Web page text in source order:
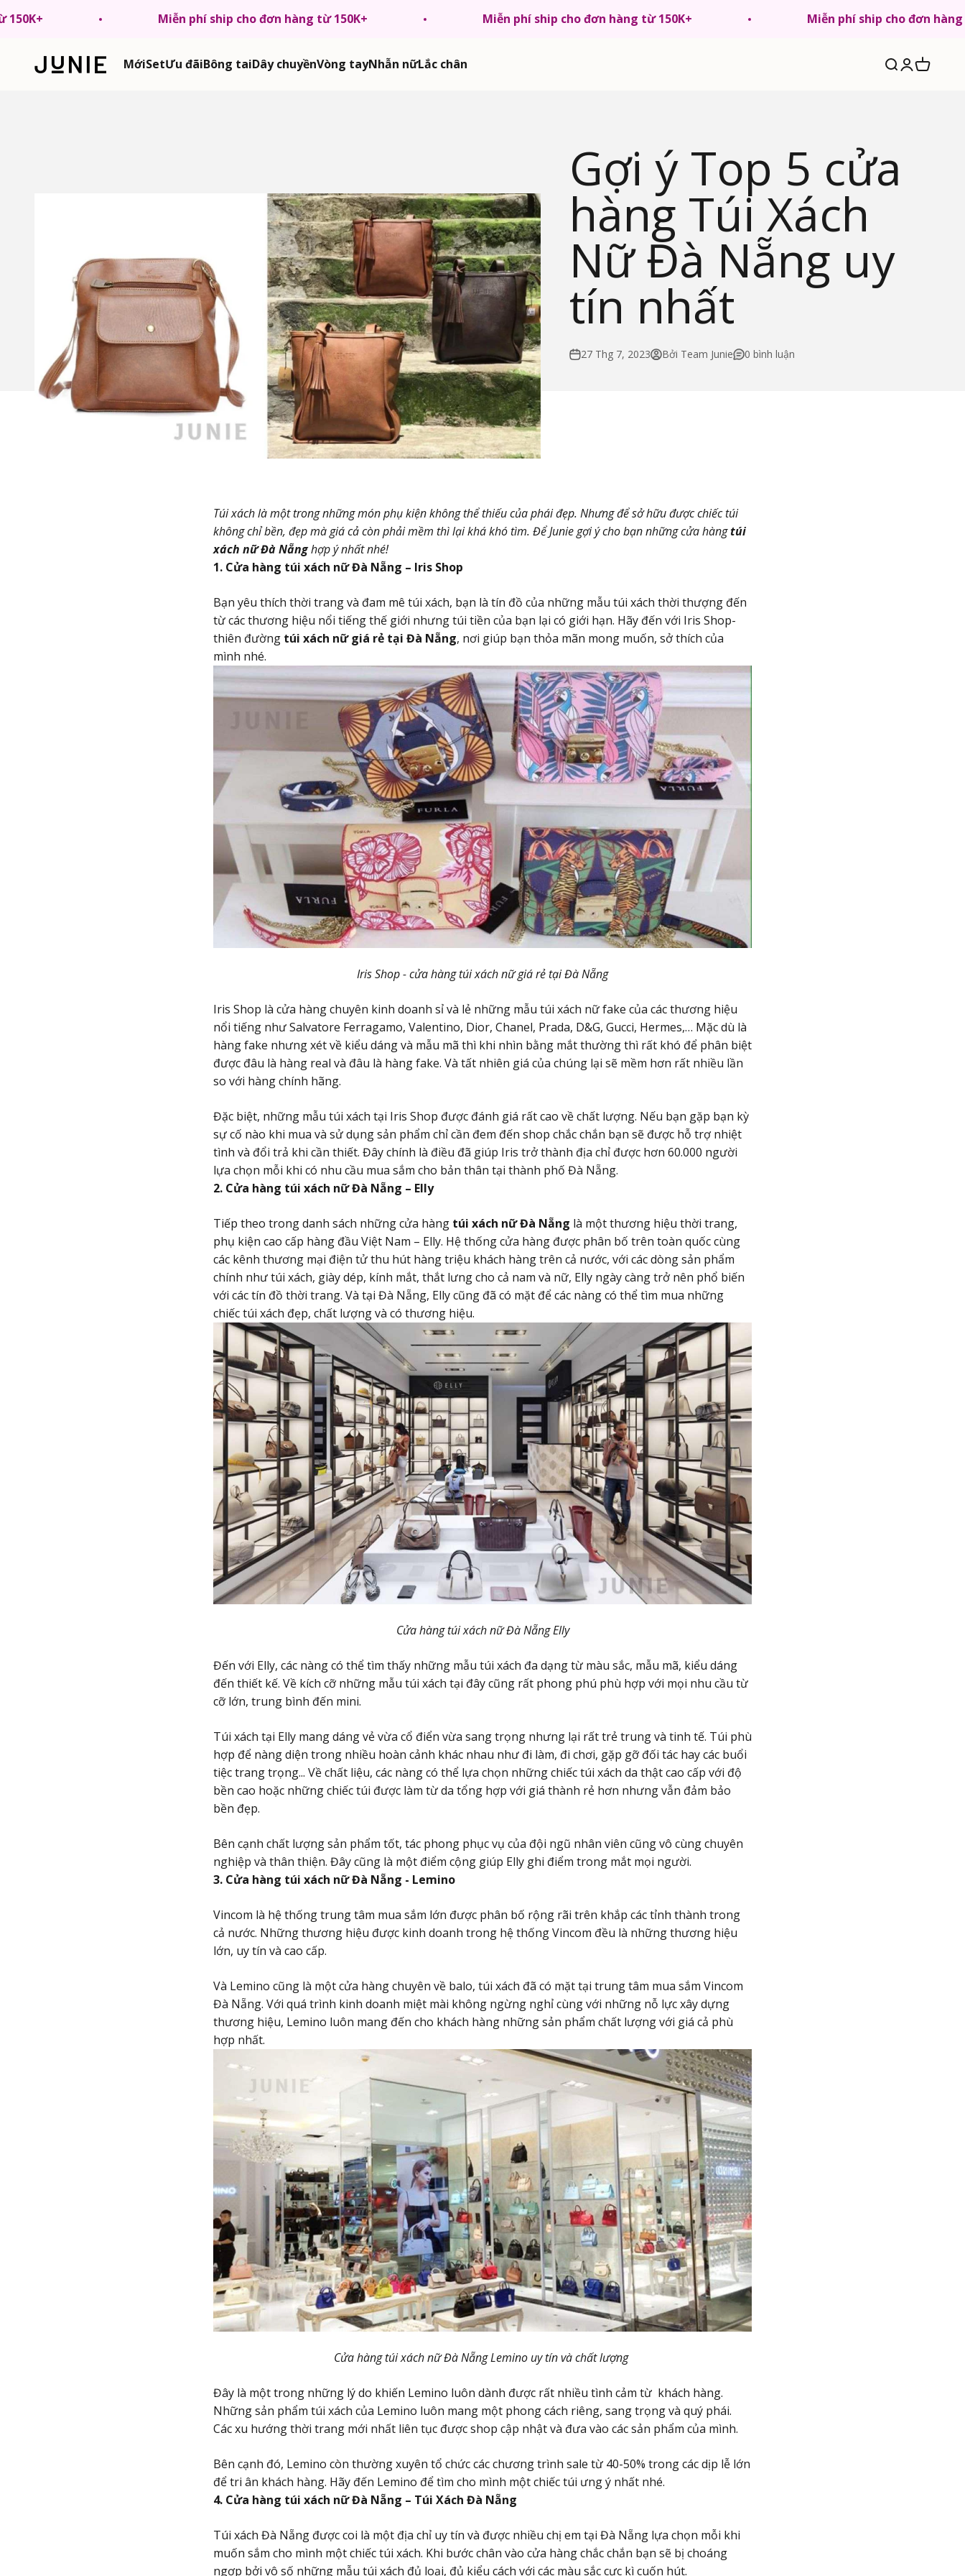
150K+ Miễn phí ship cho đơn hàng từ 150K+ Miễn phí ship cho đơn hàng từ 150K+ Miễn phí ship cho đơn
MớiSetƯu đãiBông taiDây chuyềnVòng tayNhẫn nữLắc chân
JUNIE VN Tìm kiếm
Đăng nhập
Giỏ hàng
Gợi ý Top 5 cửa
hàng Túi Xách
Nữ Đà Nẵng uy
tín nhất
27 Thg 7, 2023 Bởi Team Junie 0 bình luận
Túi xách là một trong những món phụ kiện không thể thiếu của phái đẹp. Nhưng để sở hữu được chiếc túi
không chỉ bền, đẹp mà giá cả còn phải mềm thì lại khá khó tìm. Để Junie gợi ý cho bạn những cửa hàngtúi
xách nữ Đà Nẵnghợp ý nhất nhé!
1. Cửa hàng túi xách nữ Đà Nẵng – Iris Shop
Bạn yêu thích thời trang và đam mê túi xách, bạn là tín đồ của những mẫu túi xách thời thượng đến
từ các thương hiệu nổi tiếng thế giới nhưng túi tiền của bạn lại có giới hạn. Hãy đến với Iris Shop-
thiên đường túi xách nữ giá rẻ tại Đà Nẵng, nơi giúp bạn thỏa mãn mong muốn, sở thích của
mình nhé.
Iris Shop - cửa hàng túi xách nữ giá rẻ tại Đà Nẵng
Iris Shop là cửa hàng chuyên kinh doanh sỉ và lẻ những mẫu túi xách nữ fake của các thương hiệu
nổi tiếng như Salvatore Ferragamo, Valentino, Dior, Chanel, Prada, D&G, Gucci, Hermes,… Mặc dù là
hàng fake nhưng xét về kiểu dáng và mẫu mã thì khi nhìn bằng mắt thường thì rất khó để phân biệt
được đâu là hàng real và đâu là hàng fake. Và tất nhiên giá của chúng lại sẽ mềm hơn rất nhiều lần
so với hàng chính hãng.
Đặc biệt, những mẫu túi xách tại Iris Shop được đánh giá rất cao về chất lượng. Nếu bạn gặp bạn kỳ
sự cố nào khi mua và sử dụng sản phẩm chỉ cần đem đến shop chắc chắn bạn sẽ được hỗ trợ nhiệt
tình và đổi trả khi cần thiết. Đây chính là điều đã giúp Iris trở thành địa chỉ được hơn 60.000 người
lựa chọn mỗi khi có nhu cầu mua sắm cho bản thân tại thành phố Đà Nẵng.
2. Cửa hàng túi xách nữ Đà Nẵng – Elly
Tiếp theo trong danh sách những cửa hàng túi xách nữ Đà Nẵng là một thương hiệu thời trang,
phụ kiện cao cấp hàng đầu Việt Nam – Elly. Hệ thống cửa hàng được phân bố trên toàn quốc cùng
các kênh thương mại điện tử thu hút hàng triệu khách hàng trên cả nước, với các dòng sản phẩm
chính như túi xách, giày dép, kính mắt, thắt lưng cho cả nam và nữ, Elly ngày càng trở nên phổ biến
với các tín đồ thời trang. Và tại Đà Nẵng, Elly cũng đã có mặt để các nàng có thể tìm mua những
chiếc túi xách đẹp, chất lượng và có thương hiệu.
Cửa hàng túi xách nữ Đà Nẵng Elly
Đến với Elly, các nàng có thể tìm thấy những mẫu túi xách đa dạng từ màu sắc, mẫu mã, kiểu dáng
đến thiết kế. Về kích cỡ những mẫu túi xách tại đây cũng rất phong phú phù hợp với mọi nhu cầu từ
cỡ lớn, trung bình đến mini.
Túi xách tại Elly mang dáng vẻ vừa cổ điển vừa sang trọng nhưng lại rất trẻ trung và tinh tế. Túi phù
hợp để nàng diện trong nhiều hoàn cảnh khác nhau như đi làm, đi chơi, gặp gỡ đối tác hay các buổi
tiệc trang trọng... Về chất liệu, các nàng có thể lựa chọn những chiếc túi xách da thật cao cấp với độ
bền cao hoặc những chiếc túi được làm từ da tổng hợp với giá thành rẻ hơn nhưng vẫn đảm bảo
bền đẹp.
Bên cạnh chất lượng sản phẩm tốt, tác phong phục vụ của đội ngũ nhân viên cũng vô cùng chuyên
nghiệp và thân thiện. Đây cũng là một điểm cộng giúp Elly ghi điểm trong mắt mọi người.
3. Cửa hàng túi xách nữ Đà Nẵng - Lemino
Vincom là hệ thống trung tâm mua sắm lớn được phân bố rộng rãi trên khắp các tỉnh thành trong
cả nước. Những thương hiệu được kinh doanh trong hệ thống Vincom đều là những thương hiệu
lớn, uy tín và cao cấp.
Và Lemino cũng là một cửa hàng chuyên về balo, túi xách đã có mặt tại trung tâm mua sắm Vincom
Đà Nẵng. Với quá trình kinh doanh miệt mài không ngừng nghỉ cùng với những nỗ lực xây dựng
thương hiệu, Lemino luôn mang đến cho khách hàng những sản phẩm chất lượng với giá cả phù
hợp nhất.
Cửa hàng túi xách nữ Đà Nẵng Lemino uy tín và chất lượng
Đây là một trong những lý do khiến Lemino luôn dành được rất nhiều tình cảm từ khách hàng.
Những sản phẩm túi xách của Lemino luôn mang một phong cách riêng, sang trọng và quý phái.
Các xu hướng thời trang mới nhất liên tục được shop cập nhật và đưa vào các sản phẩm của mình.
Bên cạnh đó, Lemino còn thường xuyên tổ chức các chương trình sale từ 40-50% trong các dịp lễ lớn
để tri ân khách hàng. Hãy đến Lemino để tìm cho mình một chiếc túi ưng ý nhất nhé.
4. Cửa hàng túi xách nữ Đà Nẵng – Túi Xách Đà Nẵng
Túi xách Đà Nẵng được coi là một địa chỉ uy tín và được nhiều chị em tại Đà Nẵng lựa chọn mỗi khi
muốn sắm cho mình một chiếc túi xách. Khi bước chân vào cửa hàng chắc chắn bạn sẽ bị choáng
ngợp bởi vô số những mẫu túi xách đủ loại, đủ kiểu cách với các màu sắc cực kì cuốn hút.